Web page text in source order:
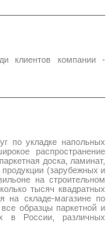
клиентов компании -
по укладке напольных
распространение
доска, ламинат,
(зарубежных и
на строительном
тысяч квадратных
на складе-магазине по
образцы паркетной и
в России, различных